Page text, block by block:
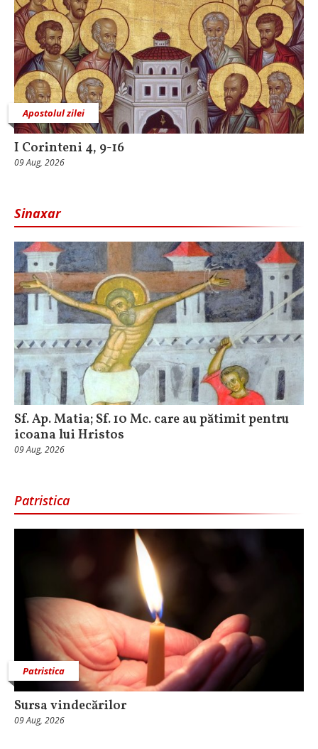
Apostolul zilei
I Corinteni 4, 9-16
09 Aug, 2026
Sinaxar
Sf. Ap. Matia; Sf. 10 Mc. care au pătimit pentru
icoana lui Hristos
09 Aug, 2026
Patristica
Patristica
Sursa vindecărilor
09 Aug, 2026